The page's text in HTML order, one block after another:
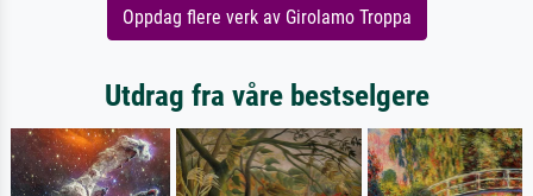
Oppdag flere verk av Girolamo Troppa
Utdrag fra våre bestselgere